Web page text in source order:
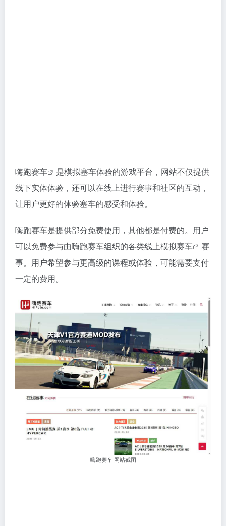
嗨跑赛车
是模拟塞车体验的游戏平台，网站不仅提供
线下实体体验，还可以在线上进行赛事和社区的互动，
让用户更好的体验塞车的感受和体验。
嗨跑赛车是提供部分免费使用，其他都是付费的。用户
可以免费参与由嗨跑赛车组织的各类线上模拟赛车
赛
事。用户希望参与更高级的课程或体验，可能需要支付
一定的费用。
嗨跑赛车 网站截图